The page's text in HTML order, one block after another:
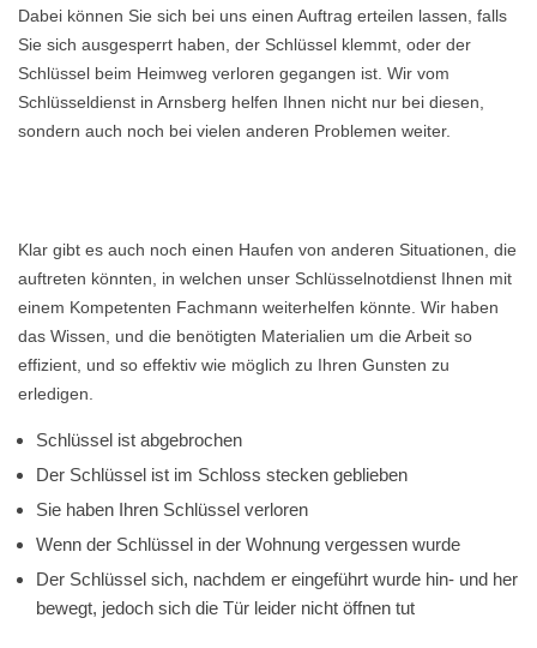
Dabei können Sie sich bei uns einen Auftrag erteilen lassen, falls
Sie sich ausgesperrt haben, der Schlüssel klemmt, oder der
Schlüssel beim Heimweg verloren gegangen ist. Wir vom
Schlüsseldienst in Arnsberg helfen Ihnen nicht nur bei diesen,
sondern auch noch bei vielen anderen Problemen weiter.
Klar gibt es auch noch einen Haufen von anderen Situationen, die
auftreten könnten, in welchen unser Schlüsselnotdienst Ihnen mit
einem Kompetenten Fachmann weiterhelfen könnte. Wir haben
das Wissen, und die benötigten Materialien um die Arbeit so
effizient, und so effektiv wie möglich zu Ihren Gunsten zu
erledigen.
Schlüssel ist abgebrochen
Der Schlüssel ist im Schloss stecken geblieben
Sie haben Ihren Schlüssel verloren
Wenn der Schlüssel in der Wohnung vergessen wurde
Der Schlüssel sich, nachdem er eingeführt wurde hin- und her
bewegt, jedoch sich die Tür leider nicht öffnen tut